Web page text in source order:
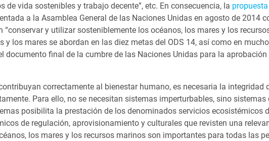
vida sostenibles y trabajo decente”, etc. En consecuencia, la
a la Asamblea General de las Naciones Unidas en agosto de 2014
y utilizar sosteniblemente los océanos, los mares y los
los mares se abordan en las diez metas del ODS 14, así como en
documento final de la cumbre de las Naciones Unidas para la
correctamente al bienestar humano, es necesaria la integridad
Para ello, no se necesitan sistemas imperturbables, sino
posibilita la prestación de los denominados servicios ecosistémicos
de regulación, aprovisionamiento y culturales que revisten una
los mares y los recursos marinos son importantes para todas las